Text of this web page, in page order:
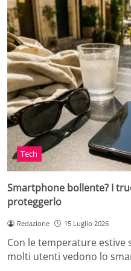
Tech
Smartphone bollente? I
proteggerlo
Redazione 15 Luglio 2026
Con le temperature estive
molti utenti vedono lo